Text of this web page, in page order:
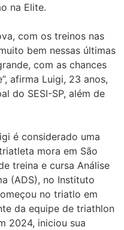
na Elite.
com os treinos nas
bem nessas últimas
com as chances
afirma Luigi, 23 anos,
do SESI-SP, além de
é considerado uma
mora em São
treina e cursa Análise
(ADS), no Instituto
no triatlo em
da equipe de triathlon
2024, iniciou sua